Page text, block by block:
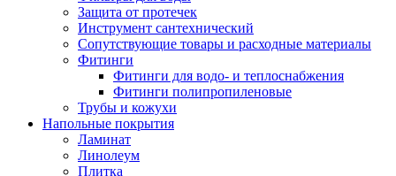
Защита от протечек
Инструмент сантехнический
Сопутствующие товары и расходные материалы
Фитинги
Фитинги для водо- и теплоснабжения
Фитинги полипропиленовые
Трубы и кожухи
Напольные покрытия
Ламинат
Линолеум
Плитка